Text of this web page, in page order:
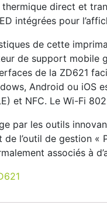
direct et
intégrées pour
de cette
de support mobile
de la ZD621
Android ou iOS
et NFC. Le Wi-Fi
par les outils
de l’outil de gestion
associés à